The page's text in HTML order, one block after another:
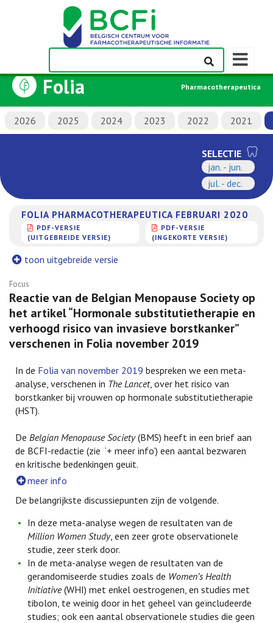
Folia Pharmacotherapeutica
2026 2025 2024 2023 2022 2021
SELECTIE
jan. - jun.
jul. - dec.
FOLIA PHARMACOTHERAPEUTICA FEBRUARI 2020
PDF-VERSIE
(UITGEBREIDE VERSIE)
PDF-VERSIE
(INGEKORTE VERSIE)
toon uitgebreide versie
Focus
Reactie van de Belgian Menopause Society op
het artikel “Hormonale substitutietherapie en
verhoogd risico van invasieve borstkanker”
verschenen in Folia november 2019
In de Folia van november 2019 bespreken we een meta-
analyse, verschenen in The Lancet, over het risico van
borstkanker bij vrouwen op hormonale substitutietherapie
(HST).
De Belgian Menopause Society(BMS) heeft in een brief aan
de BCFI-redactie (zie ‘+ meer info’) een aantal bezwaren
en kritische bedenkingen geuit.
meer info
De belangrijkste discussiepunten zijn de volgende.
In deze meta-analyse wegen de resultaten van de
Million Women Study, een zeer grote observationele
studie, zeer sterk door.
In de meta-analyse wegen de resultaten van de
gerandomiseerde studies zoals de Women’s Health
Initiative(WHI) met enkel oestrogenen, en studies met
tibolon, te weinig door in het geheel van geïncludeerde
studies; ook een aantal observationele studies die geen